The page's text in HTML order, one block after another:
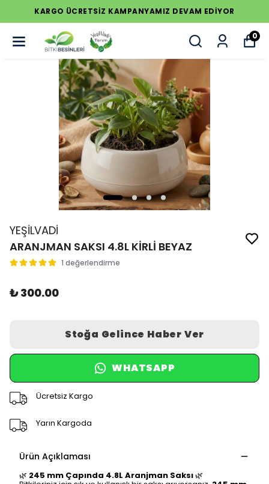
KARGO ÜCRETSİZ KAMPANYAMIZ DEVAM EDİYOR
0
YEŞİLVADİ
ARANJMAN SAKSI 4.8L KİRLİ BEYAZ
1 değerlendirme
₺ 300.00
Stoğa Gelince Haber Ver
WHATSAPP
Ücretsiz Kargo
Yarın Kargoda
Ürün Açıklaması
🌿 245 mm Çapında 4.8L Aranjman Saksı🌿